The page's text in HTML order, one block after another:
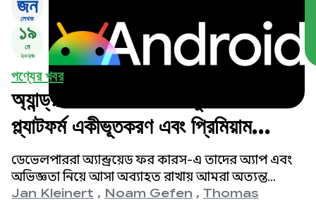
জন
লেখক
১৯
মে
২০২৬
পণ্যের খবর
অ্যান্ড্রয়েড ফর কারস-এ নতুন কী আছে:
প্ল্যাটফর্ম একীভূতকরণ এবং প্রিমিয়াম
অভিজ্ঞতার উন্মোচন
ডেভেলপাররা অ্যান্ড্রয়েড ফর কারস-এ তাদের অ্যাপ এবং
অভিজ্ঞতা নিয়ে আসা অব্যাহত রাখায় আমরা অত্যন্ত
আনন্দিত! গত এক বছরে, আমরা অ্যান্ড্রয়েড অটো এবং
Jan Kleinert , Noam Gefen , Thomas